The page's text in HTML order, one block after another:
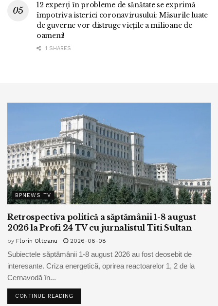
12 experți în probleme de sănătate se exprimă
împotriva isteriei coronavirusului: Măsurile luate
de guverne vor distruge viețile a milioane de
oameni!
1 SHARES
BPNEWS TV
Retrospectiva politică a săptămânii 1-8 august
2026 la Profi 24 TV cu jurnalistul Titi Sultan
by Florin Olteanu 2026-08-08
Subiectele săptămânii 1-8 august 2026 au fost deosebit de
interesante. Criza energetică, oprirea reactoarelor 1, 2 de la
Cernavodă în...
CONTINUE READING